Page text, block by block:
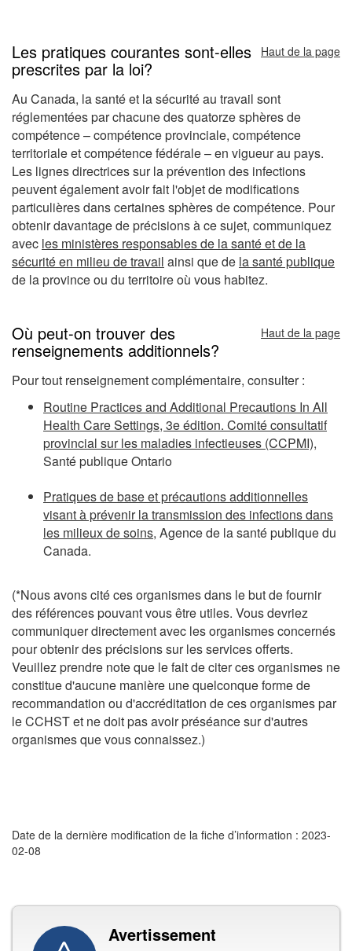
Les pratiques courantes sont-elles
prescrites par la loi?
Haut de la page
Au Canada, la santé et la sécurité au travail sont
réglementées par chacune des quatorze sphères de
compétence – compétence provinciale, compétence
territoriale et compétence fédérale – en vigueur au pays.
Les lignes directrices sur la prévention des infections
peuvent également avoir fait l'objet de modifications
particulières dans certaines sphères de compétence. Pour
obtenir davantage de précisions à ce sujet, communiquez
avec les ministères responsables de la santé et de la
sécurité en milieu de travail ainsi que de la santé publique
de la province ou du territoire où vous habitez.
Où peut-on trouver des
renseignements additionnels?
Haut de la page
Pour tout renseignement complémentaire, consulter :
Routine Practices and Additional Precautions In All
Health Care Settings, 3e édition. Comité consultatif
provincial sur les maladies infectieuses (CCPMI),
Santé publique Ontario
Pratiques de base et précautions additionnelles
visant à prévenir la transmission des infections dans
les milieux de soins, Agence de la santé publique du
Canada.
(*Nous avons cité ces organismes dans le but de fournir
des références pouvant vous être utiles. Vous devriez
communiquer directement avec les organismes concernés
pour obtenir des précisions sur les services offerts.
Veuillez prendre note que le fait de citer ces organismes ne
constitue d'aucune manière une quelconque forme de
recommandation ou d'accréditation de ces organismes par
le CCHST et ne doit pas avoir préséance sur d'autres
organismes que vous connaissez.)
Date de la dernière modification de la fiche d’information : 2023-
02-08
Avertissement